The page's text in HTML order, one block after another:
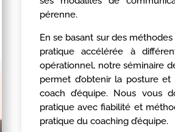
pérenne.
En se basant sur des
pratique accélérée à
opérationnel, notre séminaire
permet d’obtenir la posture
coach d’équipe. Nous vous
pratique avec fiabilité et
pratique du coaching d’équipe.